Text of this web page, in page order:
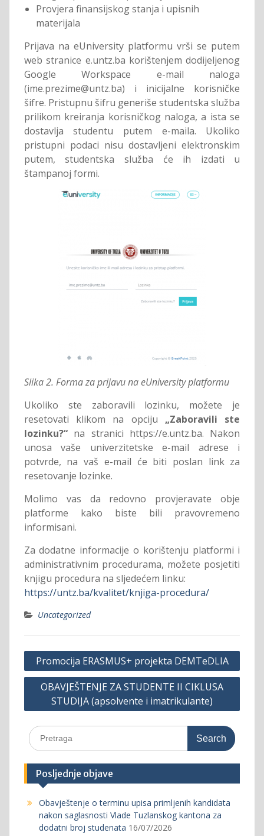
Provjera finansijskog stanja i upisnih
materijala
Prijava na eUniversity platformu vrši se putem
web stranice e.untz.ba korištenjem dodijeljenog
Google Workspace e-mail naloga
(ime.prezime@untz.ba) i inicijalne korisničke
šifre. Pristupnu šifru generiše studentska služba
prilikom kreiranja korisničkog naloga, a ista se
dostavlja studentu putem e-maila. Ukoliko
pristupni podaci nisu dostavljeni elektronskim
putem, studentska služba će ih izdati u
štampanoj formi.
Slika 2. Forma za prijavu na eUniversity platformu
Ukoliko ste zaboravili lozinku, možete je
resetovati klikom na opciju „Zaboravili ste
lozinku?“na stranici https://e.untz.ba. Nakon
unosa vaše univerzitetske e-mail adrese i
potvrde, na vaš e-mail će biti poslan link za
resetovanje lozinke.
Molimo vas da redovno provjeravate obje
platforme kako biste bili pravovremeno
informisani.
Za dodatne informacije o korištenju platformi i
administrativnim procedurama, možete posjetiti
knjigu procedura na sljedećem linku:
https://untz.ba/kvalitet/knjiga-procedura/
Uncategorized
Post
navigation
Promocija ERASMUS+ projekta DEMTeDLIA
OBAVJEŠTENJE ZA STUDENTE II CIKLUSA
STUDIJA (apsolvente i imatrikulante)
Search
for:
Posljednje objave
Obavještenje o terminu upisa primljenih kandidata
nakon saglasnosti Vlade Tuzlanskog kantona za
dodatni broj studenata 16/07/2026